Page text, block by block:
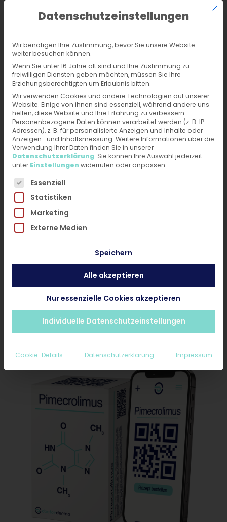
Online-Hautarzt›Rezepte
Pimecrolimus: Rezept
vom Online-Hautarzt in
Minuten anfragen
Jetzt Hilfe vom Online-Hautarzt erhalten: Fotos
hochladen, kurzen Fragebogen ausfüllen und Du
kannst nach ärztlichem Ermessen ein Rezept
innerhalb von 24h erhalten
Behandlung Starten
Rezept bei Online-Behandlung anfragen
Medikament bei Wunsch-Apotheke
abholen
Ab 25€ inkl. Diagnose und Nachsorge
Erstattungsfähig für Privatpatienten
Mit
Datenschutzeinstellungen
Wir benötigen Ihre Zustimmung, bevor Sie unsere Website
weiter besuchen können.
Wenn Sie unter 16 Jahre alt sind und Ihre Zustimmung zu
freiwilligen Diensten geben möchten, müssen Sie Ihre
Erziehungsberechtigten um Erlaubnis bitten.
Wir verwenden Cookies und andere Technologien auf unserer
Website. Einige von ihnen sind essenziell, während andere uns
helfen, diese Website und Ihre Erfahrung zu verbessern.
Personenbezogene Daten können verarbeitet werden (z. B. IP-
Adressen), z. B. für personalisierte Anzeigen und Inhalte oder
Anzeigen- und Inhaltsmessung. Weitere Informationen über die
Verwendung Ihrer Daten finden Sie in unserer
Datenschutzerklärung. Sie können Ihre Auswahl jederzeit
unterEinstellungen widerrufen oder anpassen.
Es folgt eine Liste der Service-Gruppen, für die eine
Essenziell
Statistiken
Marketing
Externe Medien
Speichern
Alle akzeptieren
Nur essenzielle Cookies akzeptieren
Individuelle Datenschutzeinstellungen
Cookie-Details Datenschutzerklärung Impressum